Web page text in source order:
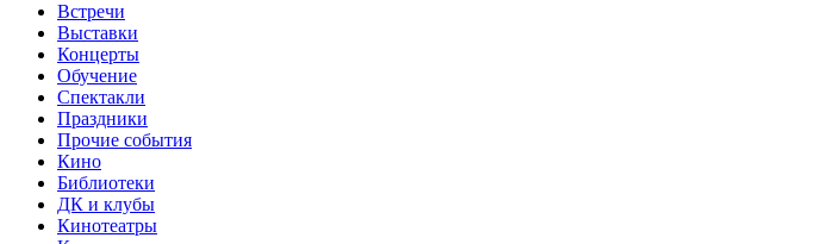
Встречи
Выставки
Концерты
Обучение
Спектакли
Праздники
Прочие события
Кино
Библиотеки
ДК и клубы
Кинотеатры